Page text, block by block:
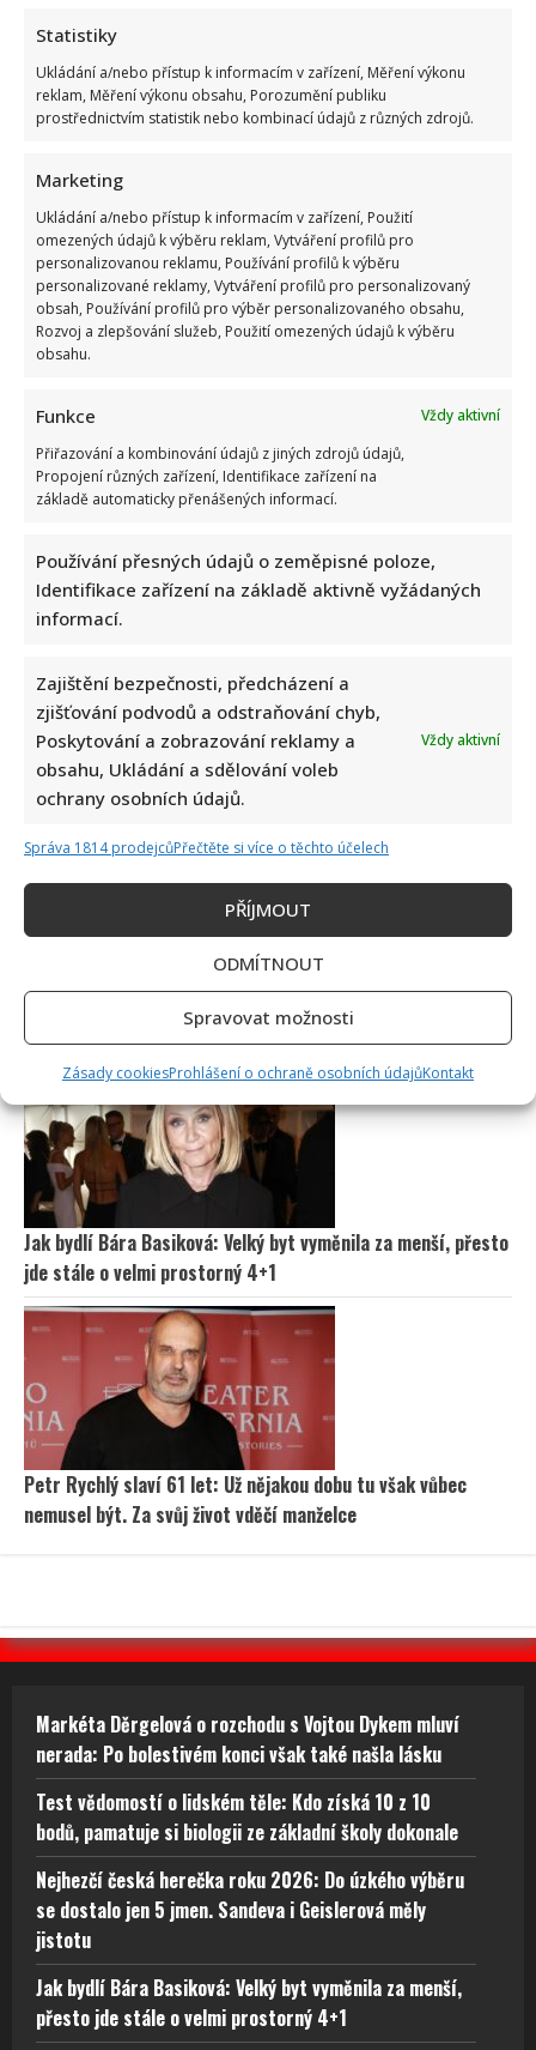
Statistiky
Ukládání a/nebo přístup k informacím v zařízení, Měření výkonu
reklam, Měření výkonu obsahu, Porozumění publiku
prostřednictvím statistik nebo kombinací údajů z různých zdrojů.
Marketing
Ukládání a/nebo přístup k informacím v zařízení, Použití
omezených údajů k výběru reklam, Vytváření profilů pro
personalizovanou reklamu, Používání profilů k výběru
personalizované reklamy, Vytváření profilů pro personalizovaný
obsah, Používání profilů pro výběr personalizovaného obsahu,
Rozvoj a zlepšování služeb, Použití omezených údajů k výběru
obsahu.
Funkce
Vždy aktivní
Přiřazování a kombinování údajů z jiných zdrojů údajů,
Propojení různých zařízení, Identifikace zařízení na
základě automaticky přenášených informací.
Používání přesných údajů o zeměpisné poloze,
Identifikace zařízení na základě aktivně vyžádaných
informací.
Zajištění bezpečnosti, předcházení a
zjišťování podvodů a odstraňování chyb,
Poskytování a zobrazování reklamy a
obsahu, Ukládání a sdělování voleb
ochrany osobních údajů.
Vždy aktivní
Správa 1814 prodejcůPřečtěte si více o těchto účelech
PŘÍJMOUT
ODMÍTNOUT
Spravovat možnosti
Zásady cookiesProhlášení o ochraně osobních údajůKontakt
Markéta Děrgelová o rozchodu s Vojtou Dykem mluví
nerada: Po bolestivém konci však také našla lásku
Test vědomostí o lidském těle: Kdo získá 10 z 10 bodů,
pamatuje si biologii ze základní školy dokonale
Nejhezčí česká herečka roku 2026: Do úzkého výběru se
dostalo jen 5 jmen. Sandeva i Geislerová měly jistotu
Jak bydlí Bára Basiková: Velký byt vyměnila za menší, přesto
jde stále o velmi prostorný 4+1
Petr Rychlý slaví 61 let: Už nějakou dobu tu však vůbec
nemusel být. Za svůj život vděčí manželce
Markéta Děrgelová o rozchodu s Vojtou Dykem mluví
nerada: Po bolestivém konci však také našla lásku
Test vědomostí o lidském těle: Kdo získá 10 z 10
bodů, pamatuje si biologii ze základní školy dokonale
Nejhezčí česká herečka roku 2026: Do úzkého výběru
se dostalo jen 5 jmen. Sandeva i Geislerová měly
jistotu
Jak bydlí Bára Basiková: Velký byt vyměnila za menší,
přesto jde stále o velmi prostorný 4+1